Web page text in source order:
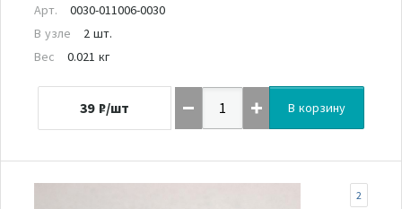
Арт.
0030-011006-0030
В узле
2 шт.
Вес
0.021 кг
39 ₽/шт В корзину
2